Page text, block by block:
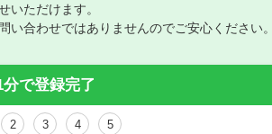
いただけます。
い合わせではありませんのでご安心ください。
分で登録完了
2 3 4 5